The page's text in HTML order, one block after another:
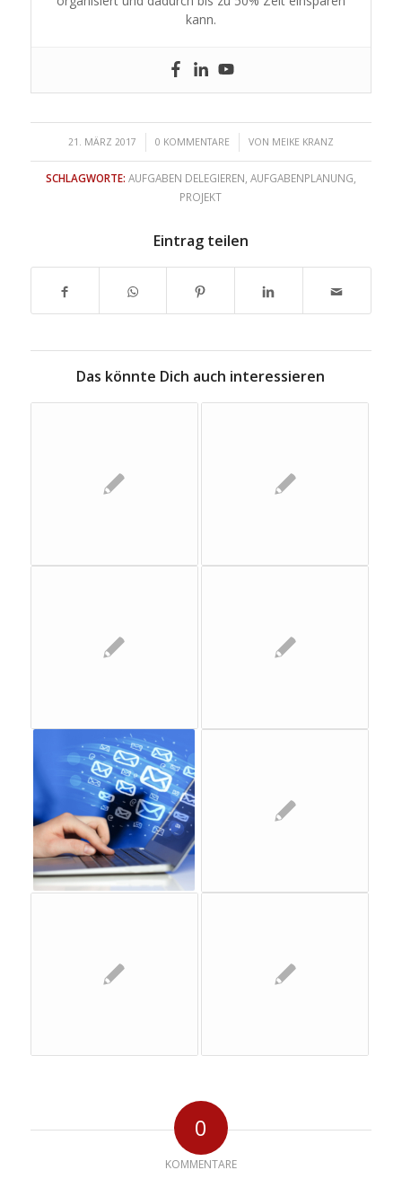
kann.
21. MÄRZ 2017
/ 0 KOMMENTARE
/ VON MEIKE KRANZ
SCHLAGWORTE: AUFGABEN DELEGIEREN, AUFGABENPLANUNG,
PROJEKT
Eintrag teilen
Das könnte Dich auch interessieren
0
KOMMENTARE